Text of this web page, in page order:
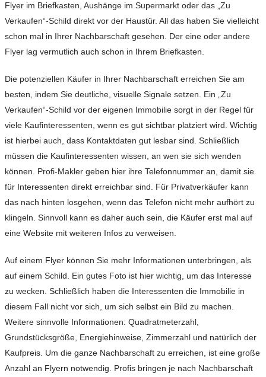
Flyer im Briefkasten, Aushänge im Supermarkt oder das „Zu
Verkaufen“-Schild direkt vor der Haustür. All das haben Sie vielleicht
schon mal in Ihrer Nachbarschaft gesehen. Der eine oder andere
Flyer lag vermutlich auch schon in Ihrem Briefkasten.
Die potenziellen Käufer in Ihrer Nachbarschaft erreichen Sie am
besten, indem Sie deutliche, visuelle Signale setzen. Ein „Zu
Verkaufen“-Schild vor der eigenen Immobilie sorgt in der Regel für
viele Kaufinteressenten, wenn es gut sichtbar platziert wird. Wichtig
ist hierbei auch, dass Kontaktdaten gut lesbar sind. Schließlich
müssen die Kaufinteressenten wissen, an wen sie sich wenden
können. Profi-Makler geben hier ihre Telefonnummer an, damit sie
für Interessenten direkt erreichbar sind. Für Privatverkäufer kann
das nach hinten losgehen, wenn das Telefon nicht mehr aufhört zu
klingeln. Sinnvoll kann es daher auch sein, die Käufer erst mal auf
eine Website mit weiteren Infos zu verweisen.
Auf einem Flyer können Sie mehr Informationen unterbringen, als
auf einem Schild. Ein gutes Foto ist hier wichtig, um das Interesse
zu wecken. Schließlich haben die Interessenten die Immobilie in
diesem Fall nicht vor sich, um sich selbst ein Bild zu machen.
Weitere sinnvolle Informationen: Quadratmeterzahl,
Grundstücksgröße, Energiehinweise, Zimmerzahl und natürlich der
Kaufpreis. Um die ganze Nachbarschaft zu erreichen, ist eine große
Anzahl an Flyern notwendig. Profis bringen je nach Nachbarschaft